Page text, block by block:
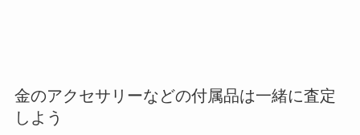
金のアクセサリーなどの付属品は一緒に査定
しよう